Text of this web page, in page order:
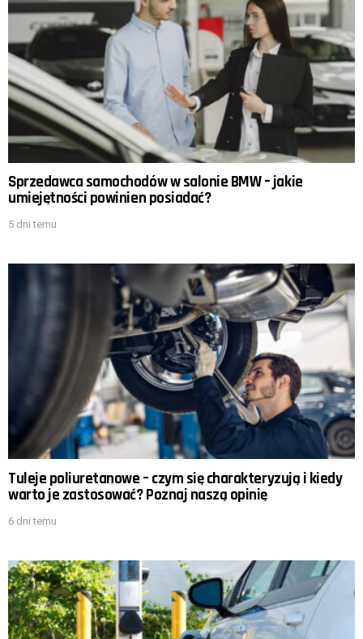
Sprzedawca samochodów w salonie BMW – jakie
umiejętności powinien posiadać?
5 dni temu
Tuleje poliuretanowe – czym się charakteryzują i kiedy
warto je zastosować? Poznaj naszą opinię
6 dni temu